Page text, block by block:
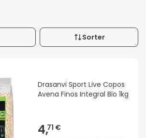
Sorter
Drasanvi Sport Live Copos
Avena Finos Integral Bio 1kg
4,71 €